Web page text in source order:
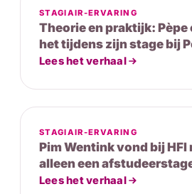
STAGIAIR-ERVARING
Theorie en praktijk: Pèpe
het tijdens zijn stage bij
Lees het verhaal
STAGIAIR-ERVARING
Pim Wentink vond bij HFI
alleen een
Lees het verhaal